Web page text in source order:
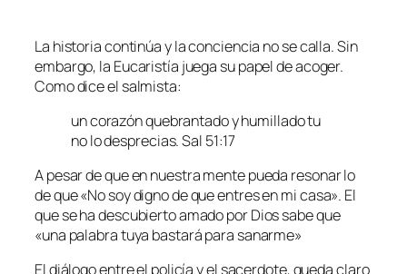
La historia continúa y la conciencia no se calla. Sin
embargo, la Eucaristía juega su papel de acoger.
Como dice el salmista:
un corazón quebrantado y humillado tu
no lo desprecias. Sal 51:17
A pesar de que en nuestra mente pueda resonar lo
de que «No soy digno de que entres en mi casa». El
que se ha descubierto amado por Dios sabe que
«una palabra tuya bastará para sanarme»
El diálogo entre el policía y el sacerdote, queda claro